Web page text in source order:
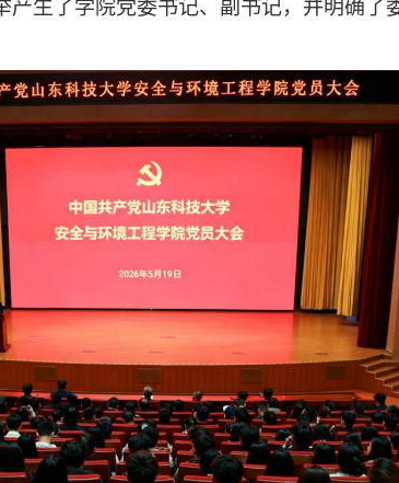
生了学院党委书记、副书记，并明确了